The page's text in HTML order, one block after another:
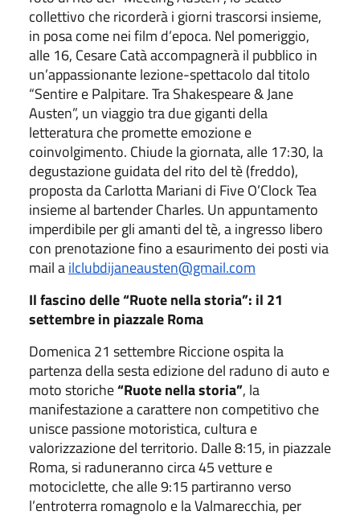
collettivo che ricorderà i giorni trascorsi insieme,
in posa come nei film d’epoca. Nel pomeriggio,
alle 16, Cesare Catà accompagnerà il pubblico in
un’appassionante lezione-spettacolo dal titolo
“Sentire e Palpitare. Tra Shakespeare & Jane
Austen”, un viaggio tra due giganti della
letteratura che promette emozione e
coinvolgimento. Chiude la giornata, alle 17:30, la
degustazione guidata del rito del tè (freddo),
proposta da Carlotta Mariani di Five O’Clock Tea
insieme al bartender Charles. Un appuntamento
imperdibile per gli amanti del tè, a ingresso libero
con prenotazione fino a esaurimento dei posti via
mail ailclubdijaneausten@gmail.com
Il fascino delle “Ruote nella storia”: il 21
settembre in piazzale Roma
Domenica 21 settembre Riccione ospita la
partenza della sesta edizione del raduno di auto e
moto storiche“Ruote nella storia”, la
manifestazione a carattere non competitivo che
unisce passione motoristica, cultura e
valorizzazione del territorio. Dalle 8:15, in piazzale
Roma, si raduneranno circa 45 vetture e
motociclette, che alle 9:15 partiranno verso
l’entroterra romagnolo e la Valmarecchia, per